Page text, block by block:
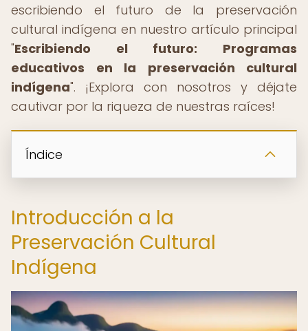
escribiendo el futuro de la preservación
cultural indígena en nuestro artículo principal
"Escribiendo el futuro: Programas
educativos en la preservación cultural
indígena". ¡Explora con nosotros y déjate
cautivar por la riqueza de nuestras raíces!
Índice
Introducción a la
Preservación Cultural
Indígena